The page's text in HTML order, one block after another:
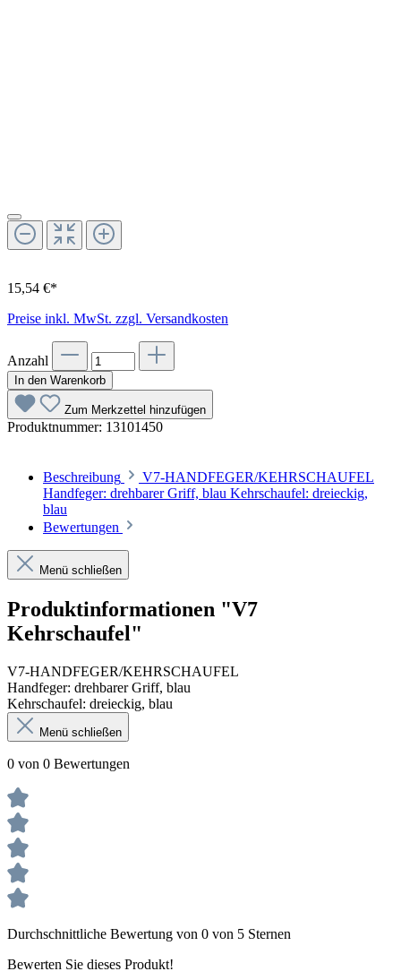
15,54 €*
Preise inkl. MwSt. zzgl. Versandkosten
Anzahl
In den Warenkorb
Zum Merkzettel hinzufügen
Produktnummer: 13101450
Beschreibung
V7-HANDFEGER/KEHRSCHAUFEL
Handfeger: drehbarer Griff, blau Kehrschaufel: dreieckig,
blau
Bewertungen
Menü schließen
Produktinformationen "V7
Kehrschaufel"
V7-HANDFEGER/KEHRSCHAUFEL
Handfeger: drehbarer Griff, blau
Kehrschaufel: dreieckig, blau
Menü schließen
0 von 0 Bewertungen
Durchschnittliche Bewertung von 0 von 5 Sternen
Bewerten Sie dieses Produkt!